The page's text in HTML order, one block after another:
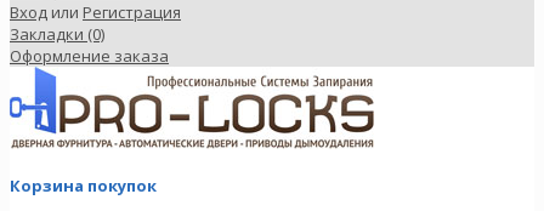
Вход или Регистрация
Закладки (0)
Оформление заказа
Корзина покупок